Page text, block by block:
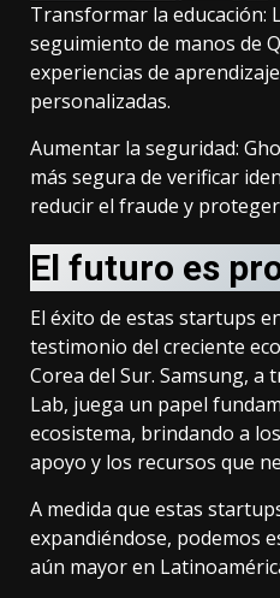
Transformar la educación:
seguimiento de manos de
experiencias de
personalizadas.
Aumentar la seguridad:
más segura de verificar
reducir el fraude y
El futuro es
El éxito de estas startups
testimonio del creciente
Corea del Sur. Samsung, a
Lab, juega un papel
ecosistema, brindando a
apoyo y los recursos que
A medida que estas
expandiéndose, podemos
aún mayor en